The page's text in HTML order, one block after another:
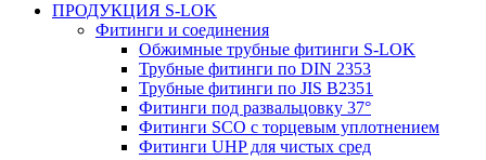
ПРОДУКЦИЯ S-LOK
Фитинги и соединения
Обжимные трубные фитинги S-LOK
Трубные фитинги по DIN 2353
Трубные фитинги по JIS B2351
Фитинги под развальцовку 37°
Фитинги SCO с торцевым уплотнением
Фитинги UHP для чистых сред